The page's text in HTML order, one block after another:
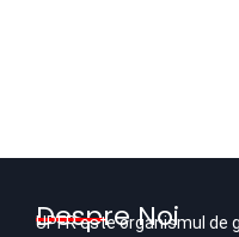
Despre Noi
UPFR este organismul